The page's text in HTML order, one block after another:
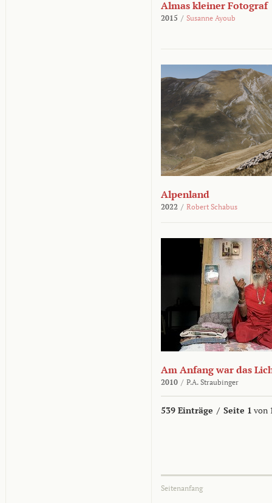
Almas kleiner Fotograf
2015 / Susanne Ayoub
Alpenland
2022 / Robert Schabus
Am Anfang war das
2010 / P.A. Straubinger
539 Einträge / Seite 1 von
Seitenanfang